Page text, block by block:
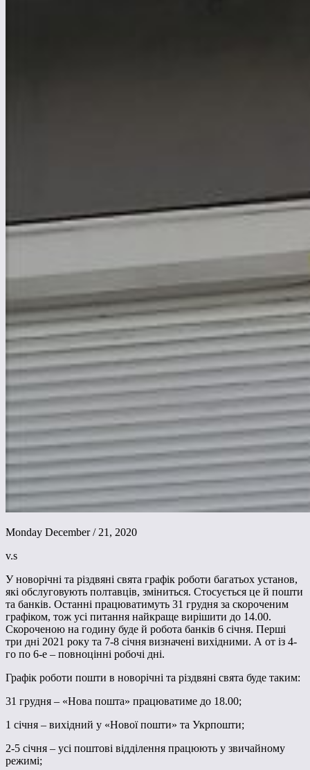
Monday December / 21, 2020
v.s
У новорічні та різдвяні свята графік роботи багатьох установ,
які обслуговують полтавців, зміниться. Стосується це й пошти
та банків. Останні працюватимуть 31 грудня за скороченим
графіком, тож усі питання найкраще вирішити до 14.00.
Скороченою на годину буде й робота банків 6 січня. Перші
три дні 2021 року та 7-8 січня визначені вихідними. А от із 4-
го по 6-е – повноцінні робочі дні.
Графік роботи пошти в новорічні та різдвяні свята буде таким:
31 грудня – «Нова пошта» працюватиме до 18.00;
1 січня – вихідний у «Нової пошти» та Укрпошти;
2-5 січня – усі поштові відділення працюють у звичайному
режимі;